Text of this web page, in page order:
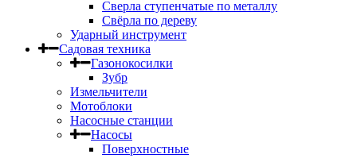
Сверла ступенчатые по металлу
Свёрла по дереву
Ударный инструмент
Садовая техника
Газонокосилки
Зубр
Измельчители
Мотоблоки
Насосные станции
Насосы
Поверхностные